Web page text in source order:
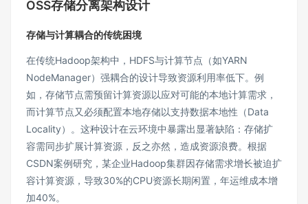
OSS存储分离架构设计
存储与计算耦合的传统困境
在传统Hadoop架构中，HDFS与计算节点（如YARN
NodeManager）强耦合的设计导致资源利用率低下。例
如，存储节点需预留计算资源以应对可能的本地计算需求，
而计算节点又必须配置本地存储以支持数据本地性（Data
Locality）。这种设计在云环境中暴露出显著缺陷：存储扩
容需同步扩展计算资源，反之亦然，造成资源浪费。根据
CSDN案例研究，某企业Hadoop集群因存储需求增长被迫扩
容计算资源，导致30%的CPU资源长期闲置，年运维成本增
加40%。